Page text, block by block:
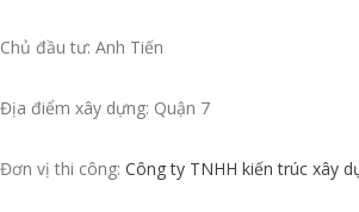
Chủ đầu tư: Anh Tiến
Địa điểm xây dựng: Quận 7
Đơn vị thi công: Công ty TNHH kiến trúc xây